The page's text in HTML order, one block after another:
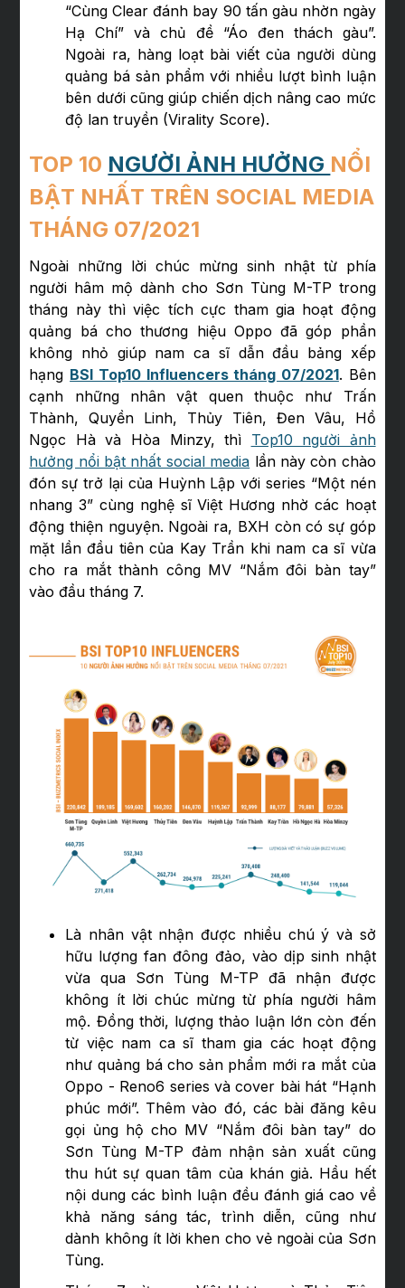
“Cùng Clear đánh bay 90 tấn gàu nhờn ngày
Hạ Chí” và chủ đề “Áo đen thách gàu”.
Ngoài ra, hàng loạt bài viết của người dùng
quảng bá sản phẩm với nhiều lượt bình luận
bên dưới cũng giúp chiến dịch nâng cao mức
độ lan truyền (Virality Score).
TOP 10 NGƯỜI ẢNH HƯỞNG NỔI
BẬT NHẤT TRÊN SOCIAL MEDIA
THÁNG 07/2021
Ngoài những lời chúc mừng sinh nhật từ phía
người hâm mộ dành cho Sơn Tùng M-TP trong
tháng này thì việc tích cực tham gia hoạt động
quảng bá cho thương hiệu Oppo đã góp phần
không nhỏ giúp nam ca sĩ dẫn đầu bảng xếp
hạng BSI Top10 Influencers tháng 07/2021. Bên
cạnh những nhân vật quen thuộc như Trấn
Thành, Quyền Linh, Thủy Tiên, Đen Vâu, Hồ
Ngọc Hà và Hòa Minzy, thì Top10 người ảnh
hưởng nổi bật nhất social media lần này còn chào
đón sự trở lại của Huỳnh Lập với series “Một nén
nhang 3” cùng nghệ sĩ Việt Hương nhờ các hoạt
động thiện nguyện. Ngoài ra, BXH còn có sự góp
mặt lần đầu tiên của Kay Trần khi nam ca sĩ vừa
cho ra mắt thành công MV “Nắm đôi bàn tay”
vào đầu tháng 7.
Là nhân vật nhận được nhiều chú ý và sở
hữu lượng fan đông đảo, vào dịp sinh nhật
vừa qua Sơn Tùng M-TP đã nhận được
không ít lời chúc mừng từ phía người hâm
mộ. Đồng thời, lượng thảo luận lớn còn đến
từ việc nam ca sĩ tham gia các hoạt động
như quảng bá cho sản phẩm mới ra mắt của
Oppo - Reno6 series và cover bài hát “Hạnh
phúc mới”. Thêm vào đó, các bài đăng kêu
gọi ủng hộ cho MV “Nắm đôi bàn tay” do
Sơn Tùng M-TP đảm nhận sản xuất cũng
thu hút sự quan tâm của khán giả. Hầu hết
nội dung các bình luận đều đánh giá cao về
khả năng sáng tác, trình diễn, cũng như
dành không ít lời khen cho vẻ ngoài của Sơn
Tùng.